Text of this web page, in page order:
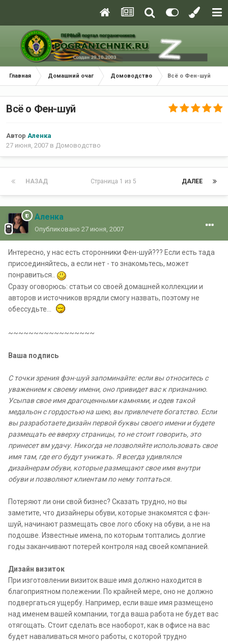
Главная Домашний очаг Домоводство Всё о Фен-шуй
Всё о Фен-шуй
Автор Аленка
27 июня, 2007 в Домоводство
НАЗАД ДАЛЕЕ
Страница 1 из 5
Аленка
Опубликовано 27 июня, 2007
Интересно, у нас есть сторонники Фен-шуй??? Если есть тада
присоединяйтесь, а если нет - то знакомьтесь, может
понравиться..
Сразу оговорюсь: статьи со своей домашней коллекции и
авторов и источников врядли смогу назвать, поэтому не
обессудьте...
~~~~~~~~~~~~~~~~~
Ваша подпись
С точки зрения фэн-шуй запоминайте: если вы относитесь с
уважением к своему имени, оно привидет вас к признанию.
Усыпав свое имя драгоценными камнями, и одев такой
медальон с гордостью на шею, вы привлечете богатство. Если
вы разработаете дизайн первой буквы своего имени и будете
размещать ее вверху страницы, то не стоит говорить, это
принесет вм удачу. Никогда не позволяйте использовать свое
имя там, где его будут унижать. Я всегда удивлялся
дизайнерам обуви, которые размещают свое имя внутри
обуви и позволяют клиентам по нему топтаться.
Потеряют ли они свой бизнес? Сказать трудно, но вы
заметите, что дизайнеры обуви, которые знакомятся с фэн-
шуй, начинают размещать свое лого сбоку на обуви, а не на
подошве. Известные имена, по которым топтались долгие
годы заканчивают потерей контроля над своей компанией.
Дизайн визиток
При изготовлении визиток ваше имя должно находится в
благоприятном полежении. По крайней мере, оно не должно
подвергаться ущербу. Например, если ваше имя размещено
над именем вашей компании, тогда ваша работа не будет вас
отягощать. Стоит сделать все наоборот, как в офисе на вас
будет наваливаться много работы, с которой трудно